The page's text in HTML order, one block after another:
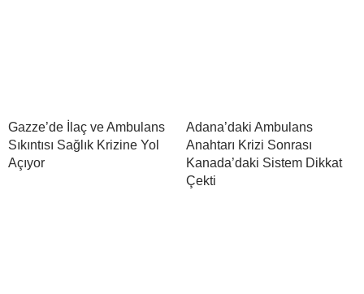
Gazze’de İlaç ve Ambulans
Sıkıntısı Sağlık Krizine Yol
Açıyor
Adana’daki Ambulans
Anahtarı Krizi Sonrası
Kanada’daki Sistem Dikkat
Çekti